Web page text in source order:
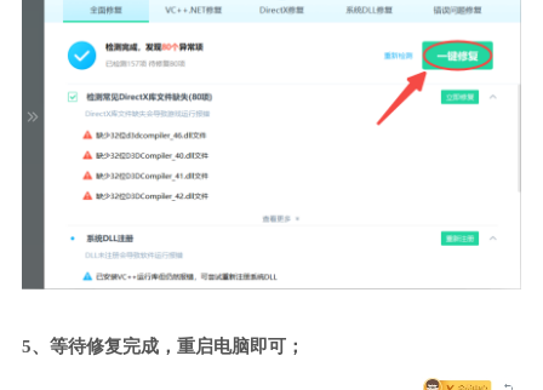
5、等待修复完成，重启电脑即可；